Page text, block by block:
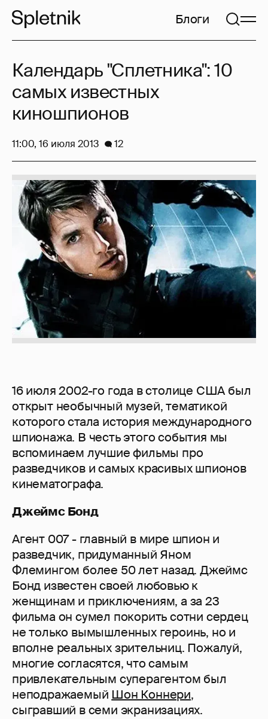
Блоги
16 июля 2002-го года в столице США был
открыт необычный музей, тематикой
которого стала история международного
шпионажа. В честь этого события мы
вспоминаем лучшие фильмы про
разведчиков и самых красивых шпионов
кинематографа.
Джеймс Бонд
Агент 007 - главный в мире шпион и
разведчик, придуманный Яном
Флемингом более 50 лет назад. Джеймс
Бонд известен своей любовью к
женщинам и приключениям, а за 23
фильма он сумел покорить сотни сердец
не только вымышленных героинь, но и
вполне реальных зрительниц. Пожалуй,
многие согласятся, что самым
привлекательным суперагентом был
неподражаемый Шон Коннери,
сыгравший в семи экранизациях.
Календарь "Сплетника": 10
самых известных
киношпионов
11:00, 16 июля 2013 12